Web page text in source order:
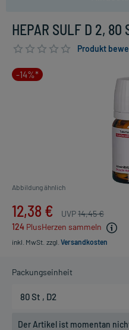
HEPAR SULF D 2, 80
Produkt
-14%*
Abbildung ähnlich
12,38 € UVP14,45 €
124 PlusHerzen sammeln
inkl. MwSt. zzgl. Versandkosten
Packungseinheit
Der Artikel ist momentan